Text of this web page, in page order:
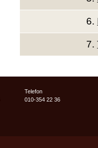
6.
7.
Telefon
010-354 22 36